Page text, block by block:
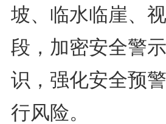
坡、临水临崖、
段，加密安全警
识，强化安全预
行风险。